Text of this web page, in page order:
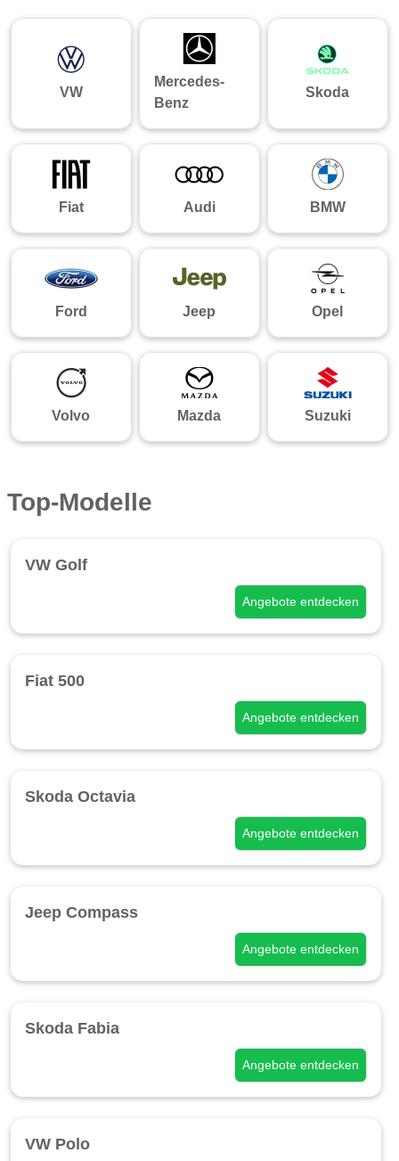
VW
Mercedes-
Benz
Skoda
Fiat Audi BMW
Ford Jeep Opel
Volvo Mazda Suzuki
Top-Modelle
VW Golf
Angebote entdecken
Fiat 500
Angebote entdecken
Skoda Octavia
Angebote entdecken
Jeep Compass
Angebote entdecken
Skoda Fabia
Angebote entdecken
VW Polo